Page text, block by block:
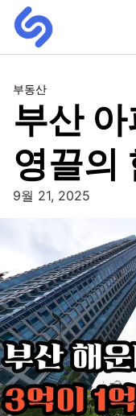
부동산
부산
영끌의
9월 21, 2025